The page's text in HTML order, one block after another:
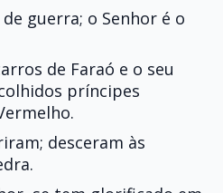
guerra; o Senhor é o
de Faraó e o seu
príncipes
desceram às